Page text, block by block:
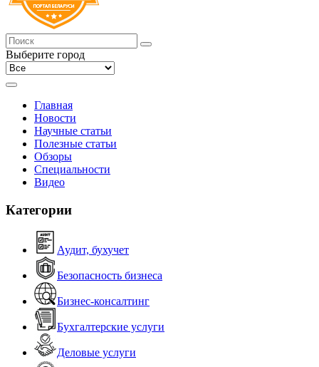
Выберите город
Главная
Новости
Научные статьи
Полезные статьи
Обзоры
Специальности
Видео
Категории
Аудит, бухучет
Безопасность бизнеса
Бизнес-консалтинг
Бухгалтерские услуги
Деловые услуги